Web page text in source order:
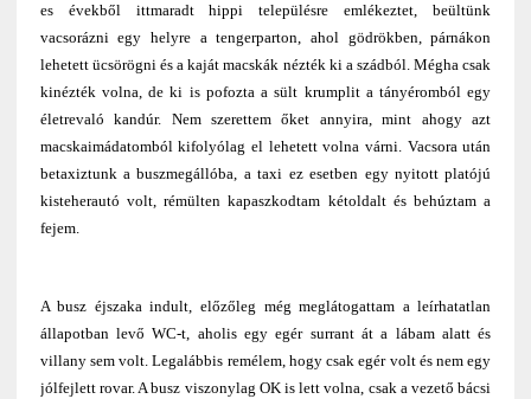
es évekből ittmaradt hippi településre emlékeztet, beültünk
vacsorázni egy helyre a tengerparton, ahol gödrökben, párnákon
lehetett ücsörögni és a kaját macskák nézték ki a szádból. Mégha csak
kinézték volna, de ki is pofozta a sült krumplit a tányéromból egy
életrevaló kandúr. Nem szerettem őket annyira, mint ahogy azt
macskaimádatomból kifolyólag el lehetett volna várni. Vacsora után
betaxiztunk a buszmegállóba, a taxi ez esetben egy nyitott platójú
kisteherautó volt, rémülten kapaszkodtam kétoldalt és behúztam a
fejem.
A busz éjszaka indult, előzőleg még meglátogattam a leírhatatlan
állapotban levő WC-t, aholis egy egér surrant át a lábam alatt és
villany sem volt. Legalábbis remélem, hogy csak egér volt és nem egy
jólfejlett rovar. A busz viszonylag OK is lett volna, csak a vezető bácsi